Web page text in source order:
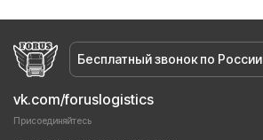
Бесплатный звонок по России
vk.com/foruslogistics
Присоединяйтесь